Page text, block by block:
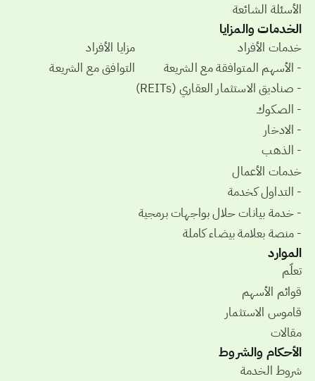
الأسئلة الشائعة
الخدمات والمزايا
خدمات الأفراد
- الأسهم المتوافقة مع الشريعة
- صناديق الاستثمار العقاري (REITs)
- الصكوك
- الادخار
- الذهب
خدمات الأعمال
- التداول كخدمة
- خدمة بيانات حلال بواجهات برمجية
- منصة بعلامة بيضاء كاملة
مزايا الأفراد
التوافق مع الشريعة
الموارد
تعلّم
قوائم الأسهم
قاموس الاستثمار
مقالات
الأحكام والشروط
شروط الخدمة